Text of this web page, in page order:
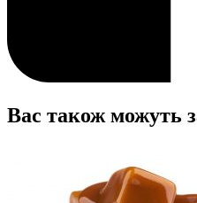
Вас також можуть